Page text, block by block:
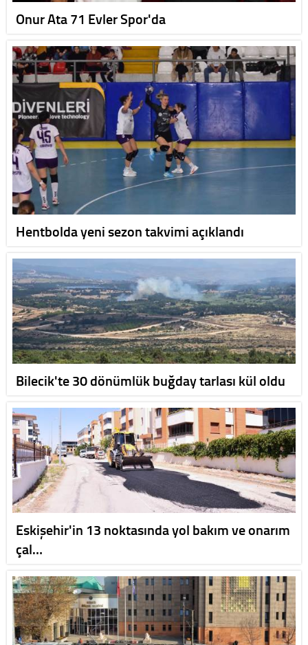
Onur Ata 71 Evler Spor'da
Hentbolda yeni sezon takvimi açıklandı
Bilecik'te 30 dönümlük buğday tarlası kül oldu
Eskişehir'in 13 noktasında yol bakım ve onarım
çal…